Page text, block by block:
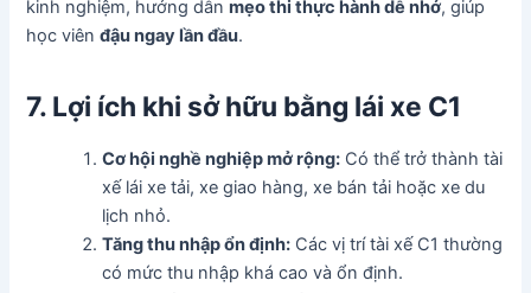
kinh nghiệm, hướng dẫnmẹo thi thực hành dễ nhớ, giúp
học viênđậu ngay lần đầu.
7. Lợi ích khi sở hữu bằng lái xe C1
Cơ hội nghề nghiệp mở rộng: Có thể trở thành tài
xế lái xe tải, xe giao hàng, xe bán tải hoặc xe du
lịch nhỏ.
Tăng thu nhập ổn định: Các vị trí tài xế C1 thường
có mức thu nhập khá cao và ổn định.